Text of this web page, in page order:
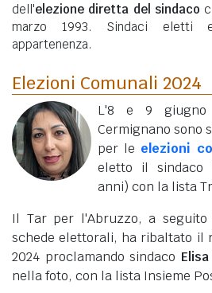
dell'elezione diretta del sindaco
marzo 1993. Sindaci
appartenenza.
Elezioni Comunali 2024
L'8 e 9
Cermignano sono
per le elezioni
eletto il sindaco
anni) con la lista
Il Tar per l'Abruzzo, a
schede elettorali, ha ribaltato il
2024 proclamando sindaco
nella foto, con la lista Insieme